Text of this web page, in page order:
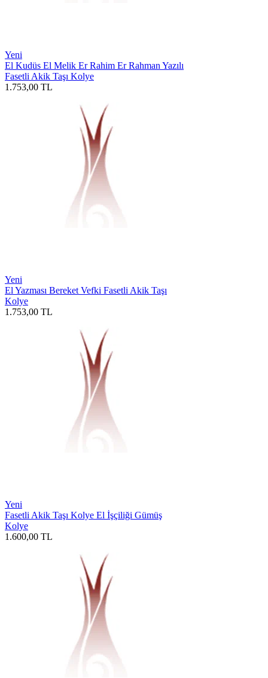
Yeni
El Kudüs El Melik Er Rahim Er Rahman Yazılı
Fasetli Akik Taşı Kolye
1.753,00 TL
Yeni
El Yazması Bereket Vefki Fasetli Akik Taşı
Kolye
1.753,00 TL
Yeni
Fasetli Akik Taşı Kolye El İşçiliği Gümüş
Kolye
1.600,00 TL